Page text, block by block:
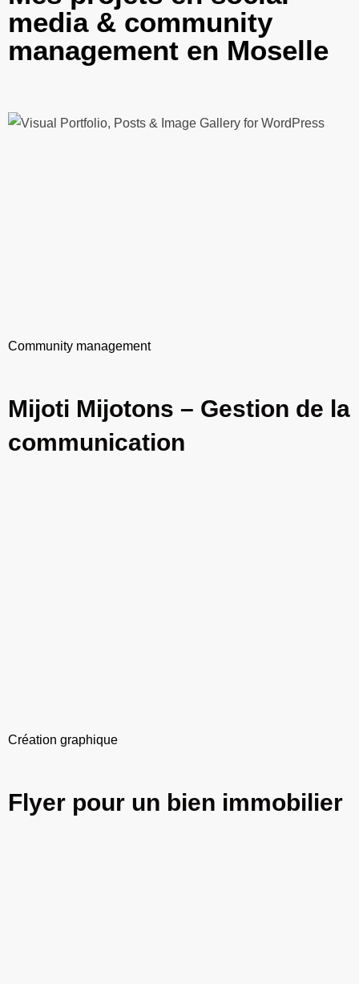
media & community
management en Moselle
Community management
Mijoti Mijotons – Gestion de la
communication
Création graphique
Flyer pour un bien immobilier